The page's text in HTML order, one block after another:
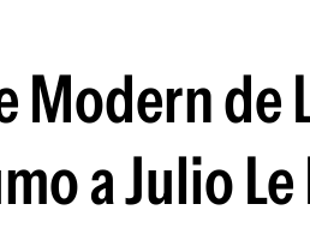
Modern
a Julio Le